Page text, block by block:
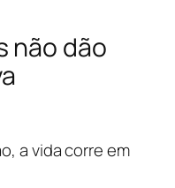
não dão
a vida corre em